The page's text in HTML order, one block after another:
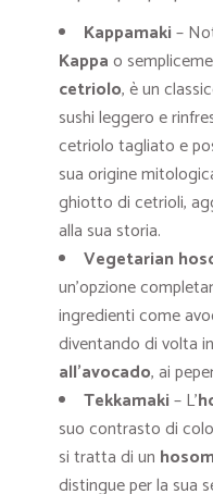
Kappamaki–
Kappao
cetriolo, è un
sushi leggero e
cetriolo tagliato e
sua origine
ghiotto di cetrioli,
alla sua storia.
Vegetarian
un’opzione
ingredienti come
diventando di volta
all’avocado, ai
Tekkamaki– L’
suo contrasto di
si tratta di un
distingue per la sua